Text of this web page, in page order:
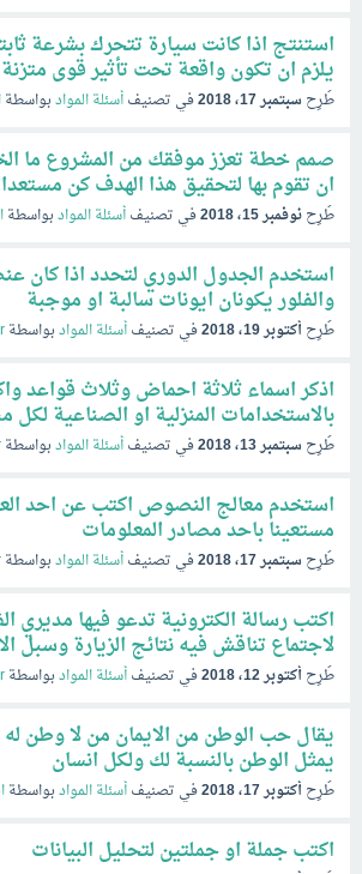
استنتج اذا كانت سيارة تتحرك بشرعة
يلزم ان تكون واقعة تحت تأثير قوى متزنة
طُرِح سبتمبر 17، 2018 في تصنيفأسئلة الموادبواسطة
صمم خطة تعزز موفقك من المشروع ما
ان تقوم بها لتحقيق هذا الهدف كن
طُرِحنوفمبر 15، 2018 في تصنيفأسئلة الموادبواسطة
استخدم الجدول الدوري لتحدد اذا كان
والفلور يكونان ايونات سالبة او موجبة
طُرِحأكتوبر 19، 2018 في تصنيفأسئلة الموادبواسطة
اذكر اسماء ثلاثة احماض وثلاث قواعد
بالاستخدامات المنزلية او الصناعية لكل
طُرِح سبتمبر 13، 2018 في تصنيفأسئلة الموادبواسطة
استخدم معالج النصوص اكتب عن احد
مستعينا باحد مصادر المعلومات
طُرِح سبتمبر 17، 2018 في تصنيفأسئلة الموادبواسطة
اكتب رسالة الكترونية تدعو فيها مديري
لاجتماع تناقش فيه نتائج الزيارة وسبل
طُرِحأكتوبر 12، 2018 في تصنيفأسئلة الموادبواسطة
يقال حب الوطن من الايمان من لا وطن له
يمثل الوطن بالنسبة لك ولكل انسان
طُرِحأكتوبر 17، 2018 في تصنيفأسئلة الموادبواسطة
اكتب جملة او جملتين لتحليل البيانات